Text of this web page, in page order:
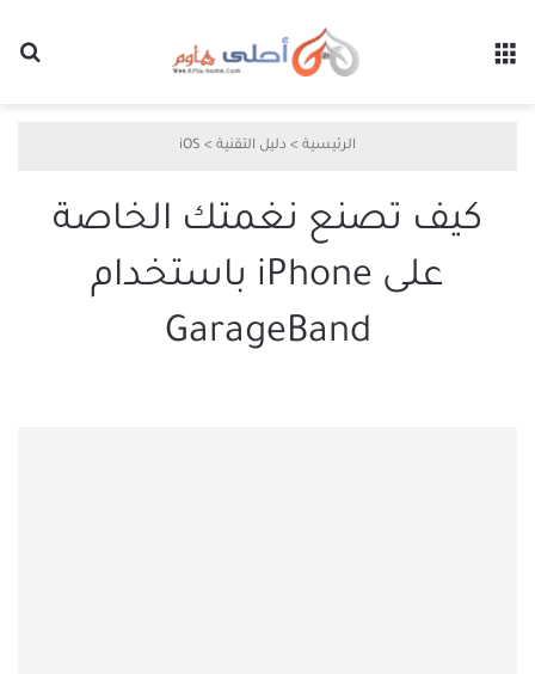
الرئيسية > دليل التقنية >
iOS
كيف تصنع نغمتك الخاصة
على iPhone باستخدام
GarageBand